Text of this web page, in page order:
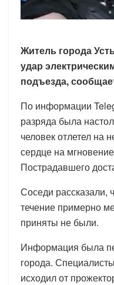
Житель города
удар
подъезда,
По информации
разряда была
человек отлетел на
сердце на
Пострадавшего
Соседи рассказали,
течение примерно
приняты не были.
Информация была
города.
исходил от